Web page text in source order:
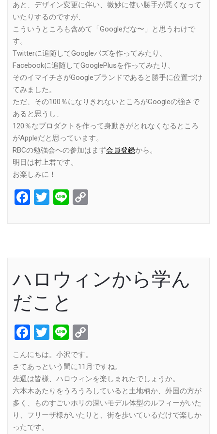
あと、デザイン変更に伴い、微妙に使い勝手が悪くなって
いたりするのですが、
こういうところも含めて「Googleだな〜」と思うわけで
す。
Twitterに追随してGoogleバズを作ってみたり、
Facebookに追随してGooglePlusを作ってみたり、
そのイマイチさがGoogleブランドであると勝手に位置づけ
てみました。
ただ、その100％になりきれないところがGoogleの強さで
あると思うし、
120％なプロダクトを作って身動きがとれなくなるところ
がAppleだと思っています。
RBCの勉強会への参加はまず会員登録から。
明日は村上君です。
お楽しみに！
Facebook
Twitter
Line
ハロウィンから学ん
だこと
Facebook
Twitter
Line
こんにちは。小沢です。
さてあっという間に11月ですね。
先週は皆様、ハロウィンを楽しまれたでしょうか。
六本木あたりをうろうろしていると土地柄か、外国の方が
多く、ものすごいホリの深いモデル体型のルフィーがいた
り、フリーザ様がいたりと、街を歩いているだけで楽しか
ったです。